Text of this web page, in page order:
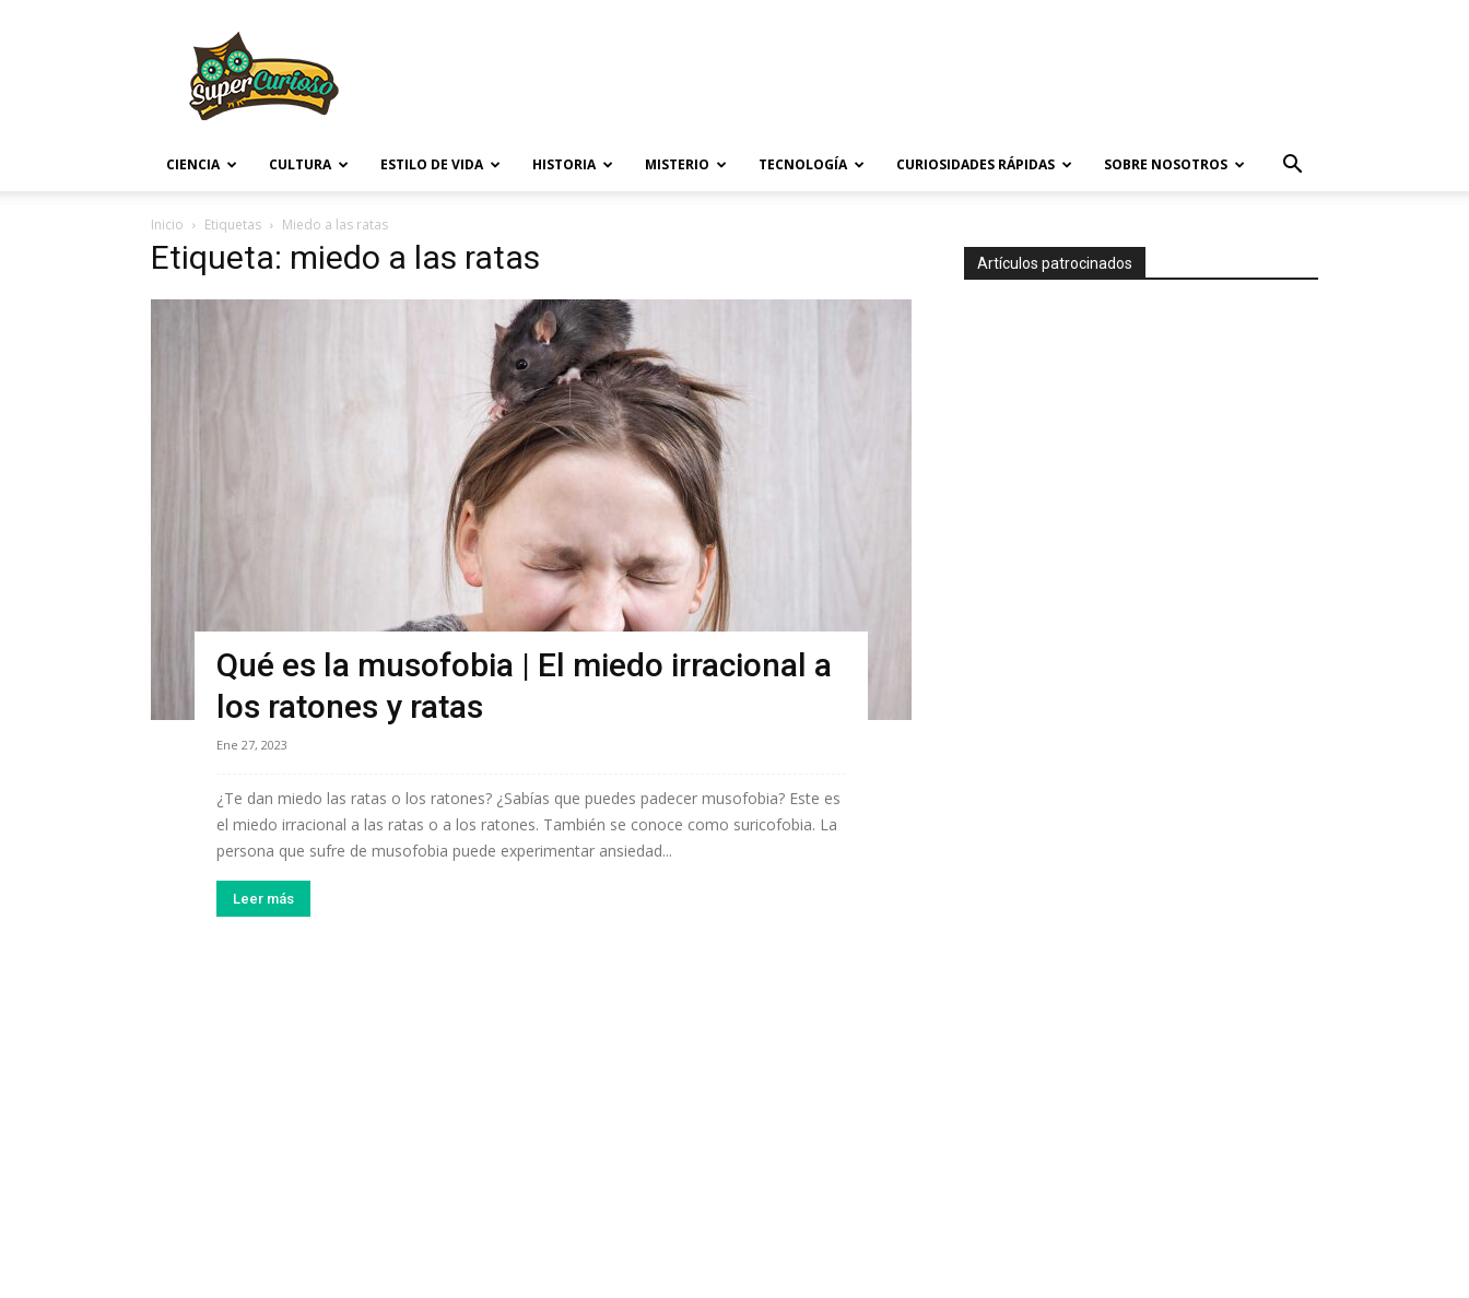
CIENCIA CULTURA ESTILO DE VIDA HISTORIA MISTERIO TECNOLOGÍA CURIOSIDADES RÁPIDAS SOBRE NOSOTROS
Inicio Etiquetas Miedo a las ratas
Etiqueta: miedo a las ratas
Qué es la musofobia | El miedo irracional a
los ratones y ratas
Ene 27, 2023
¿Te dan miedo las ratas o los ratones? ¿Sabías que puedes padecer musofobia? Este es
el miedo irracional a las ratas o a los ratones. También se conoce como suricofobia. La
persona que sufre de musofobia puede experimentar ansiedad...
Leer más
Artículos patrocinados